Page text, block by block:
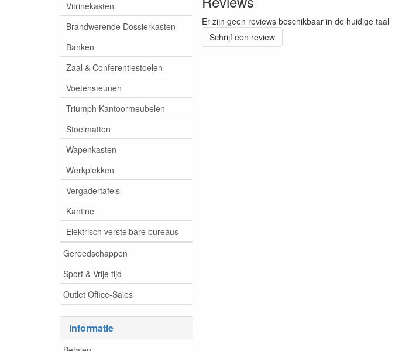
Vitrinekasten
Brandwerende Dossierkasten
Banken
Zaal & Conferentiestoelen
Voetensteunen
Triumph Kantoormeubelen
Stoelmatten
Wapenkasten
Werkplekken
Vergadertafels
Kantine
Elektrisch verstelbare bureaus
Gereedschappen
Sport & Vrije tijd
Outlet Office-Sales
Informatie
Er zijn geen reviews beschikbaar in de huidige taal
Schrijf een review